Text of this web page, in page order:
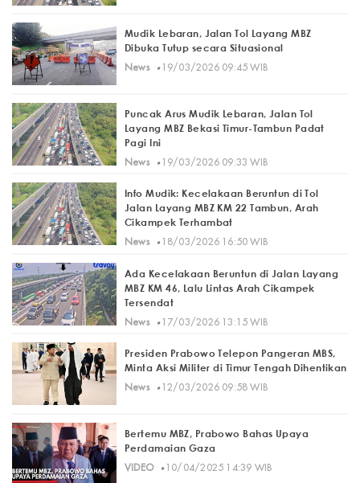
Mudik Lebaran, Jalan Tol Layang MBZ
Dibuka Tutup secara Situasional
News· 19/03/2026 09:45 WIB
Puncak Arus Mudik Lebaran, Jalan Tol
Layang MBZ Bekasi Timur-Tambun Padat
Pagi Ini
News· 19/03/2026 09:33 WIB
Info Mudik: Kecelakaan Beruntun di Tol
Jalan Layang MBZ KM 22 Tambun, Arah
Cikampek Terhambat
News· 18/03/2026 16:50 WIB
Ada Kecelakaan Beruntun di Jalan Layang
MBZ KM 46, Lalu Lintas Arah Cikampek
Tersendat
News· 17/03/2026 13:15 WIB
Presiden Prabowo Telepon Pangeran MBS,
Minta Aksi Militer di Timur Tengah Dihentikan
News· 12/03/2026 09:58 WIB
Bertemu MBZ, Prabowo Bahas Upaya
Perdamaian Gaza
VIDEO· 10/04/2025 14:39 WIB